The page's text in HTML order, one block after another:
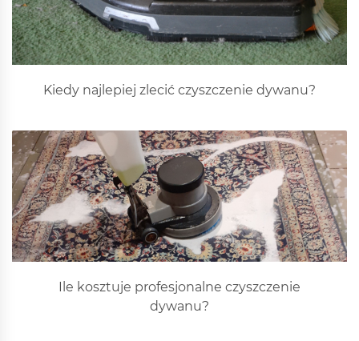
Kiedy najlepiej zlecić czyszczenie dywanu?
Ile kosztuje profesjonalne czyszczenie
dywanu?